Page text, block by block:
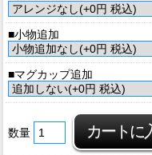
■小物追加
■マグカップ追加
数量